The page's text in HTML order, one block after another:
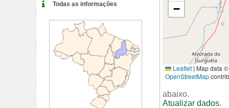
−
Leaflet| Map data ©
OpenStreetMap
abaixo.
Atualizar dados.
Todas as informações